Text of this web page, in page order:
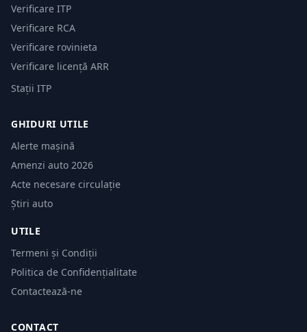
Verificare ITP
Verificare RCA
Verificare rovinieta
Verificare licență ARR
Stații ITP
GHIDURI UTILE
Alerte mașină
Amenzi auto 2026
Acte necesare circulație
Știri auto
UTILE
Termeni și Condiții
Politica de Confidențialitate
Contactează-ne
CONTACT